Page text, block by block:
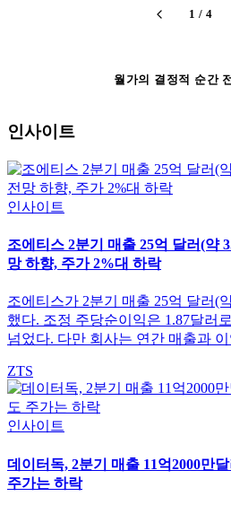
1 / 4
월가의 결정적 순간
인사이트
인사이트
조에티스 2분기 매출 25억 달러(약
망 하향, 주가 2%대 하락
조에티스가 2분기 매출 25억 달러(
했다. 조정 주당순이익은 1.87달러
넘었다. 다만 회사는 연간 매출과
ZTS
인사이트
데이터독, 2분기 매출 11억2000만
주가는 하락